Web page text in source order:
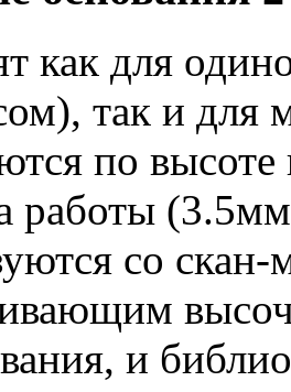
как для
так и для
по
работы
со
и